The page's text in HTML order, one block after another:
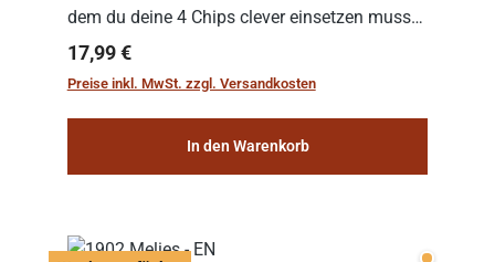
dem du deine 4 Chips clever einsetzen musst.
Wer die Chips mit dem höchsten Gesamtwert
hat, gewinnt die Runde. Aber Vorsicht: D...
Regulärer Preis:
17,99 €
Preise inkl. MwSt. zzgl. Versandkosten
In den Warenkorb